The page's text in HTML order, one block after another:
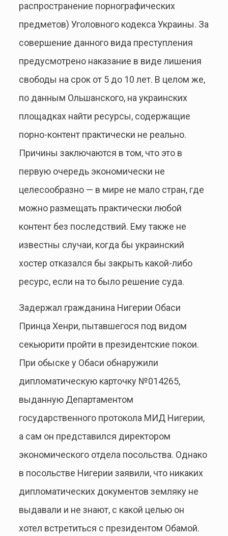
распространение порнографических
предметов) Уголовного кодекса Украины. За
совершение данного вида преступления
предусмотрено наказание в виде лишения
свободы на срок от 5 до 10 лет. В целом же,
по данным Ольшанского, на украинских
площадках найти ресурсы, содержащие
порно-контент практически не реально.
Причины заключаются в том, что это в
первую очередь экономически не
целесообразно — в мире не мало стран, где
можно размещать практически любой
контент без последствий. Ему также не
известны случаи, когда бы украинский
хостер отказался бы закрыть какой-либо
ресурс, если на то было решение суда.
Задержал гражданина Нигерии Обаси
Принца Хенри, пытавшегося под видом
секьюрити пройти в президентские покои.
При обыске у Обаси обнаружили
дипломатическую карточку №014265,
выданную Департаментом
государственного протокола МИД Нигерии,
а сам он представился директором
экономического отдела посольства. Однако
в посольстве Нигерии заявили, что никаких
дипломатических документов земляку не
выдавали и не знают, с какой целью он
хотел встретиться с президентом Обамой.